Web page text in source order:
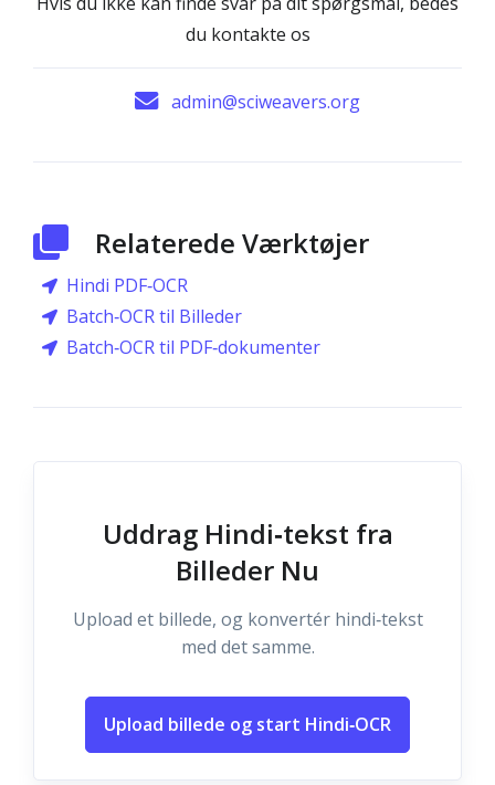
du kontakte os
admin@sciweavers.org
Relaterede Værktøjer
Hindi PDF‑OCR
Batch‑OCR til Billeder
Batch‑OCR til PDF‑dokumenter
Uddrag Hindi‑tekst fra
Billeder Nu
Upload et billede, og konvertér hindi‑tekst
med det samme.
Upload billede og start Hindi‑OCR